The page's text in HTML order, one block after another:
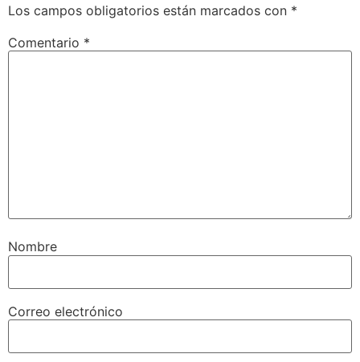
Los campos obligatorios están marcados con *
Comentario *
Nombre
Correo electrónico